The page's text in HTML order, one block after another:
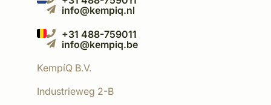
info@kempiq.nl
+31 488-759011
info@kempiq.be
KempíQ B.V.
Industrieweg 2-B